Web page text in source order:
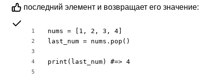
последний элемент и возвращает его значение:
1
2
3
4
5
nums = [1, 2, 3, 4]
last_num = nums.pop()
print(last_num) #=> 4